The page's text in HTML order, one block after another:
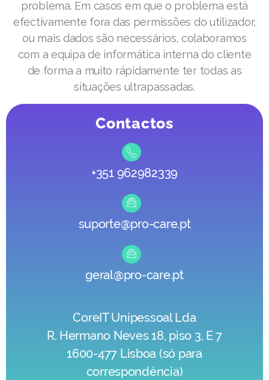
problema. Em casos em que o problema está
efectivamente fora das permissões do utilizador,
ou mais dados são necessários, colaboramos
com a equipa de informática interna do cliente
de forma a muito rápidamente ter todas as
situações ultrapassadas.
Contactos
+351 962982339
suporte@pro-care.pt
geral@pro-care.pt
CoreIT Unipessoal Lda
R. Hermano Neves 18, piso 3, E 7
1600-477 Lisboa (só para
correspondéncia)